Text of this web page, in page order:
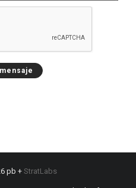
pb + StratLabs